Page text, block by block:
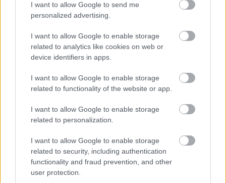
I want to allow Google to send me
personalized advertising.
I want to allow Google to enable storage
related to analytics like cookies on web or
device identifiers in apps.
I want to allow Google to enable storage
related to functionality of the website or app.
I want to allow Google to enable storage
related to personalization.
I want to allow Google to enable storage
related to security, including authentication
functionality and fraud prevention, and other
user protection.
σημαίνει όμως...
Galleries
φωτογραφίες από όλο τον κόσμο!
29 Ιουνίου 2020, 10:30
Αν δεν ανυπομονούσατε να πετάξετε για έναν εξωτικό προορισμό μέχρι
τώρα, τότε σίγουρα θα...